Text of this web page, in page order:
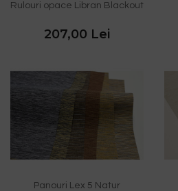
Rulouri opace Libran Blackout
207,00 Lei
Panouri Lex 5 Natur